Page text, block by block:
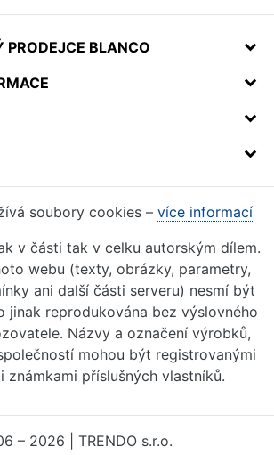
PRODEJCE BLANCO
soubory cookies – více informací
v části tak v celku autorským dílem.
webu (texty, obrázky, parametry,
ani další části serveru) nesmí být
jinak reprodukována bez výslovného
Názvy a označení výrobků,
mohou být registrovanými
známkami příslušných vlastníků.
– 2026 | TRENDO s.r.o.